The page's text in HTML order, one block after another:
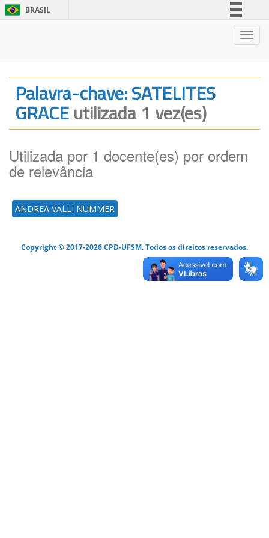
BRASIL
Legislação
Canais
Palavra-chave: SATELITES
GRACEutilizada 1 vez(es)
Utilizada por 1 docente(es) por ordem
de relevância
ANDREA VALLI NUMMER
Copyright © 2017-2026 CPD-UFSM. Todos os direitos reservados.